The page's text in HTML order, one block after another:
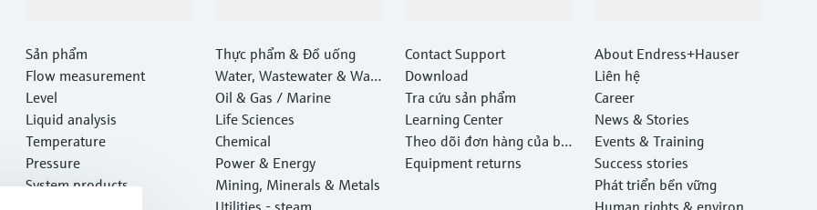
Sản phẩm
Flow measurement
Level
Liquid analysis
Temperature
Pressure
System products
Thực phẩm & Đồ uống
Water, Wastewater & Wast
e
Oil & Gas / Marine
Life Sciences
Chemical
Power & Energy
Mining, Minerals & Metals
Contact Support
Download
Tra cứu sản phẩm
Learning Center
Theo dõi đơn hàng của bạ
n
Equipment returns
About Endress+Hauser
Liên hệ
Career
News & Stories
Events & Training
Success stories
Phát triển bền vững